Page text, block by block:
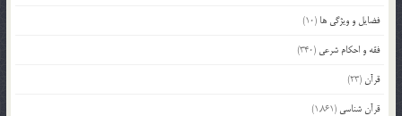
فضایل و ویژگی ها (10)
فقه و احکام شرعی (340)
قرآن(23)
قرآن شناسی (1,861)